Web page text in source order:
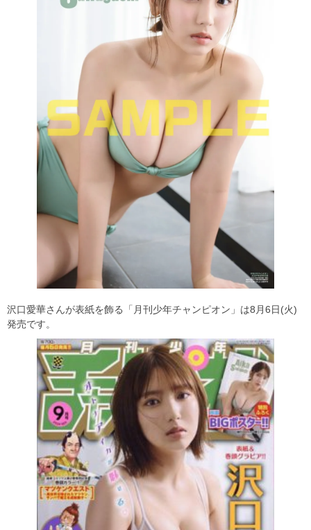
沢口愛華さんが表紙を飾る「月刊少年チャンピオン」は8月6日(火)
発売です。